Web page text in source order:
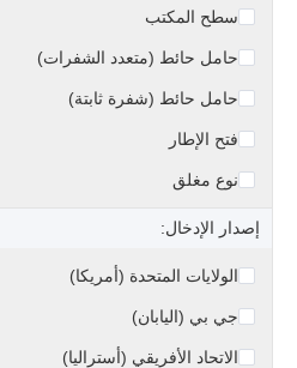
سطح المكتب
حامل حائط (متعدد الشفرات)
حامل حائط (شفرة ثابتة)
فتح الإطار
نوع مغلق
إصدار الإدخال:
الولايات المتحدة (أمريكا)
جي بي (اليابان)
الاتحاد الأفريقي (أستراليا)